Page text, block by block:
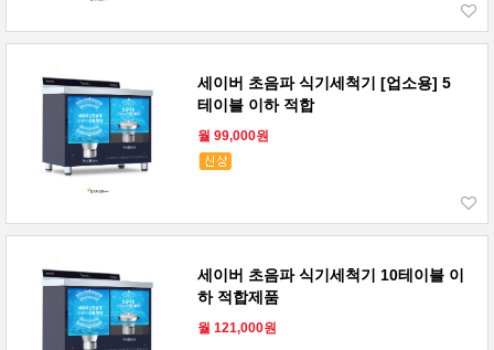
세이버 초음파 식기세척기 [업소용] 5
테이블 이하 적합
월 99,000원
세이버 초음파 식기세척기 10테이블 이
하 적합제품
월 121,000원